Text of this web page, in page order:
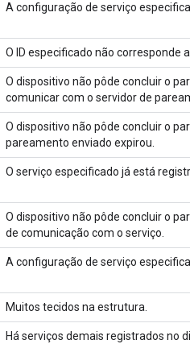
A configuração de serviço
O ID especificado não corresponde
O dispositivo não pôde concluir o
comunicar com o servidor de
O dispositivo não pôde concluir o
pareamento enviado expirou.
O serviço especificado já está
O dispositivo não pôde concluir o
de comunicação com o serviço.
A configuração de serviço
Muitos tecidos na estrutura.
Há serviços demais registrados no